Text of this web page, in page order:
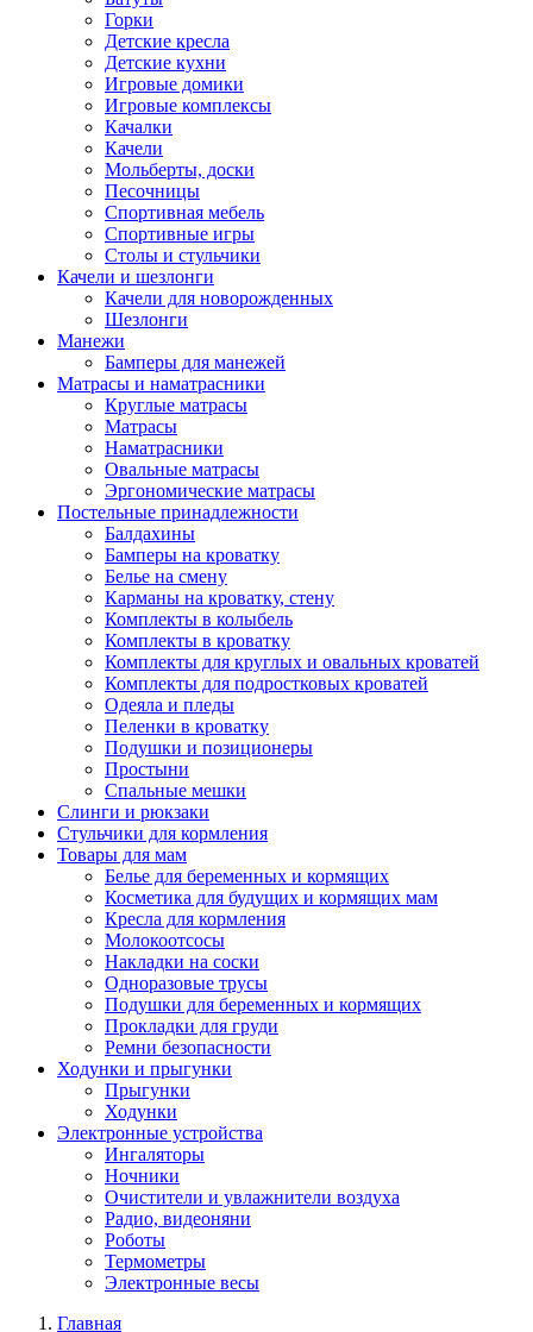
Горки
Детские кресла
Детские кухни
Игровые домики
Игровые комплексы
Качалки
Качели
Мольберты, доски
Песочницы
Спортивная мебель
Спортивные игры
Столы и стульчики
Качели и шезлонги
Качели для новорожденных
Шезлонги
Манежи
Бамперы для манежей
Матрасы и наматрасники
Круглые матрасы
Матрасы
Наматрасники
Овальные матрасы
Эргономические матрасы
Постельные принадлежности
Балдахины
Бамперы на кроватку
Белье на смену
Карманы на кроватку, стену
Комплекты в колыбель
Комплекты в кроватку
Комплекты для круглых и овальных кроватей
Комплекты для подростковых кроватей
Одеяла и пледы
Пеленки в кроватку
Подушки и позиционеры
Простыни
Спальные мешки
Слинги и рюкзаки
Стульчики для кормления
Товары для мам
Белье для беременных и кормящих
Косметика для будущих и кормящих мам
Кресла для кормления
Молокоотсосы
Накладки на соски
Одноразовые трусы
Подушки для беременных и кормящих
Прокладки для груди
Ремни безопасности
Ходунки и прыгунки
Прыгунки
Ходунки
Электронные устройства
Ингаляторы
Ночники
Очистители и увлажнители воздуха
Радио, видеоняни
Роботы
Термометры
Электронные весы
Главная